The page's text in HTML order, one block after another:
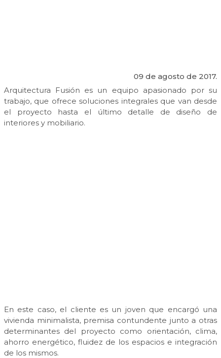
09 de agosto de 2017.
Arquitectura Fusión es un equipo apasionado por su
trabajo, que ofrece soluciones integrales que van desde
el proyecto hasta el último detalle de diseño de
interiores y mobiliario.
En este caso, el cliente es un joven que encargó una
vivienda minimalista, premisa contundente junto a otras
determinantes del proyecto como orientación, clima,
ahorro energético, fluidez de los espacios e integración
de los mismos.